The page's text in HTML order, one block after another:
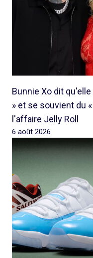
Bunnie Xo dit
» et se souvient du
l'affaire Jelly Roll
6 août 2026